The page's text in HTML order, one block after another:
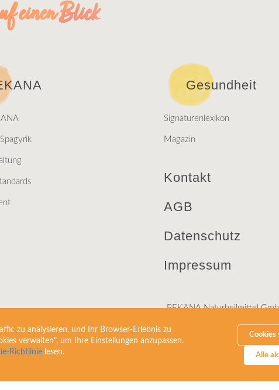
zu analysieren, und Ihr Browser-Erlebnis zu
verwalten", um Ihre Einstellungen anzupassen.
Richtlinie lesen.
Cookies
Alle
einen Blick
Gesundheit
Signaturenlexikon
Magazin
Kontakt
AGB
Datenschutz
Impressum
PEKANA Naturheilmittel
D-88353 Kißlegg
Telefon +49(0)75 63 9 11 60